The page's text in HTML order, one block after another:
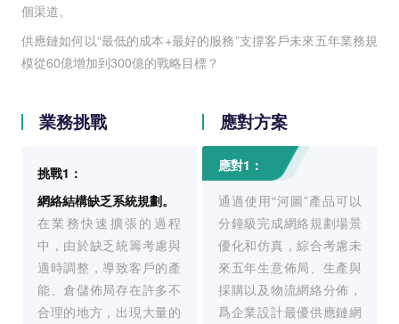
個渠道。
供應鏈如何以“最低的成本+最好的服務”支撐客戶未來五年業務規
模從60億增加到300億的戰略目標？
業務挑戰
挑戰1：
網絡結構缺乏系統規劃。
在業務快速擴張的過程
中，由於缺乏統籌考慮與
適時調整，導致客戶的產
能、倉儲佈局存在許多不
合理的地方，出現大量的
應對方案
應對1：
通過使用“河圖”產品可以
分鐘級完成網絡規劃場景
優化和仿真，綜合考慮未
來五年生意佈局、生產與
採購以及物流網絡分佈，
爲企業設計最優供應鏈網